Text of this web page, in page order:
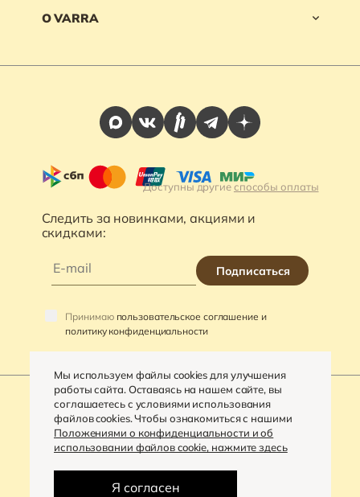
Мы используем файлы cookies для улучшения
работы сайта. Оставаясь на нашем сайте, вы
соглашаетесь с условиями использования
файлов cookies. Чтобы ознакомиться с нашими
Положениями о конфиденциальности и об
использовании файлов cookie, нажмите здесь
Я согласен
О VARRA
Следить за новинками, акциями и
скидками:
Подписаться
Принимаю пользовательское соглашение и
политику конфиденциальности
Доступны другиеспособы оплаты
Политика конфиденциальности
Разработка сайта -
2026 «VARRA»